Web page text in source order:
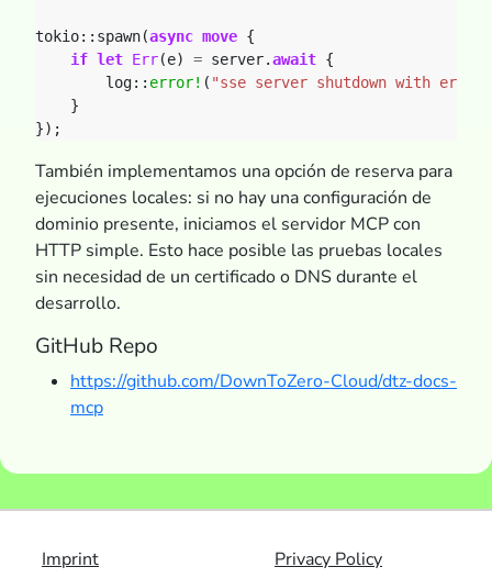
tokio::spawn(async move {
if let Err(e) = server.await {
log:: error! ( "sse server shutdown with
}
});
También implementamos una opción de reserva para
ejecuciones locales: si no hay una configuración de
dominio presente, iniciamos el servidor MCP con
HTTP simple. Esto hace posible las pruebas locales
sin necesidad de un certificado o DNS durante el
desarrollo.
GitHub Repo
https://github.com/DownToZero-Cloud/dtz-docs-
mcp
Imprint Privacy Policy